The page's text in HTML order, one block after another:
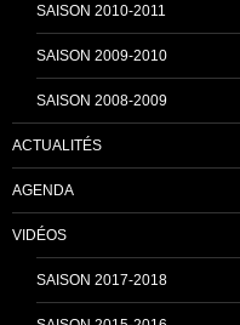
SAISON 2010-2011
SAISON 2009-2010
SAISON 2008-2009
ACTUALITÉS
AGENDA
VIDÉOS
SAISON 2017-2018